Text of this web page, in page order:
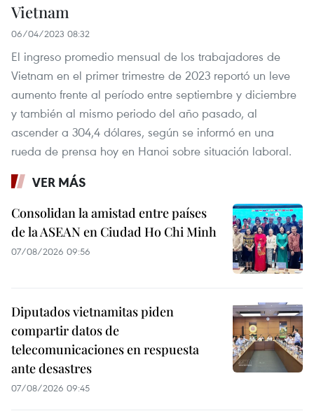
Vietnam
06/04/2023 08:32
El ingreso promedio mensual de los trabajadores de
Vietnam en el primer trimestre de 2023 reportó un leve
aumento frente al período entre septiembre y diciembre
y también al mismo periodo del año pasado, al
ascender a 304,4 dólares, según se informó en una
rueda de prensa hoy en Hanoi sobre situación laboral.
VER MÁS
Consolidan la amistad entre países
de la ASEAN en Ciudad Ho Chi Minh
07/08/2026 09:56
Diputados vietnamitas piden
compartir datos de
telecomunicaciones en respuesta
ante desastres
07/08/2026 09:45